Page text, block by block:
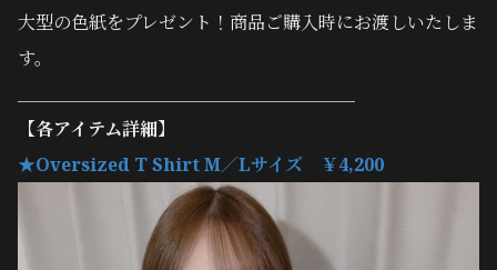
大型の色紙をプレゼント！商品ご購入時にお渡しいたしま
す。
【各アイテム詳細】
★Oversized T Shirt M／Lサイズ ￥4,200